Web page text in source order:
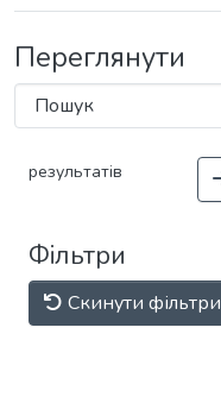
Переглянути
результатів
Фільтри
Скинути фільтри